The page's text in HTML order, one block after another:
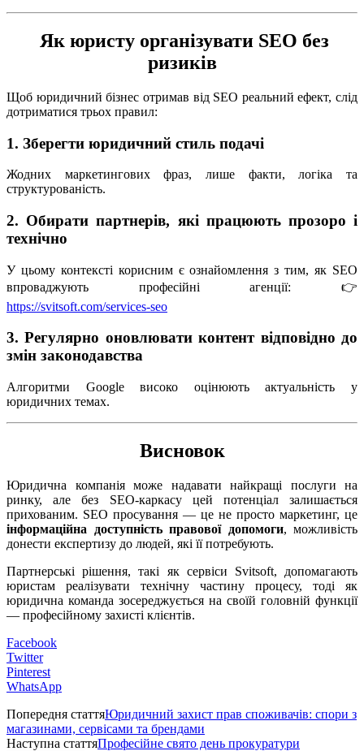
Як юристу організувати SEO без
ризиків
Щоб юридичний бізнес отримав від SEO реальний ефект, слід
дотриматися трьох правил:
1. Зберегти юридичний стиль подачі
Жодних маркетингових фраз, лише факти, логіка та
структурованість.
2. Обирати партнерів, які працюють прозоро і
технічно
У цьому контексті корисним є ознайомлення з тим, як SEO
впроваджують професійні агенції: 👉
https://svitsoft.com/services-seo
3. Регулярно оновлювати контент відповідно до
змін законодавства
Алгоритми Google високо оцінюють актуальність у
юридичних темах.
Висновок
Юридична компанія може надавати найкращі послуги на
ринку, але без SEO-каркасу цей потенціал залишається
прихованим. SEO просування — це не просто маркетинг, це
інформаційна доступність правової допомоги, можливість
донести експертизу до людей, які її потребують.
Партнерські рішення, такі як сервіси Svitsoft, допомагають
юристам реалізувати технічну частину процесу, тоді як
юридична команда зосереджується на своїй головній функції
— професійному захисті клієнтів.
Facebook
Twitter
Pinterest
WhatsApp
Попередня статтяЮридичний захист прав споживачів: спори з
магазинами, сервісами та брендами
Наступна статтяПрофесійне свято день прокуратури